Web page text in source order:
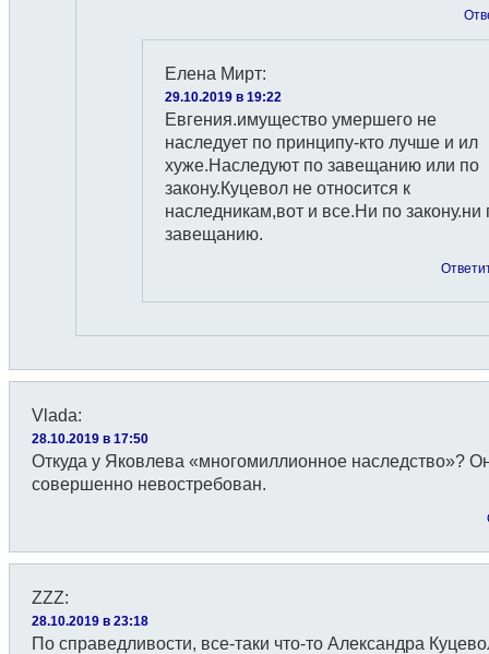
Елена Мирт:
29.10.2019 в 19:22
Евгения.имущество умершего не
наследует по принципу-кто лучше и ил
хуже.Наследуют по завещанию или по
закону.Куцевол не относится к
наследникам,вот и все.Ни по закону.ни
завещанию.
Vlada:
28.10.2019 в 17:50
Откуда у Яковлева «многомиллионное наследство»?
совершенно невостребован.
ZZZ:
28.10.2019 в 23:18
По справедливости, все-таки что-то Александра